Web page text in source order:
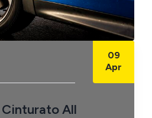
09
Apr
All